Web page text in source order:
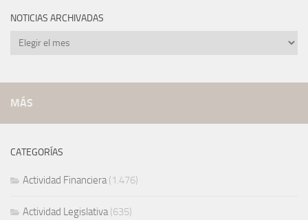
NOTICIAS ARCHIVADAS
Noticias
MÁS
CATEGORÍAS
Actividad Financiera (1.476)
Actividad Legislativa (635)